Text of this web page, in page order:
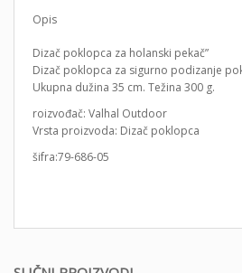
Opis
Dizač poklopca za holanski pekač”
Dizač poklopca za sigurno podizanje
Ukupna dužina 35 cm. Težina 300 g.
roizvođač: Valhal Outdoor
Vrsta proizvoda: Dizač poklopca
šifra:79-686-05